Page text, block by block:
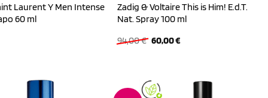
Laurent Y Men Intense
60 ml
Zadig & Voltaire This is Him! E.d.T.
Nat. Spray 100 ml
94,00€ Ursprünglicher
60,00€Aktueller